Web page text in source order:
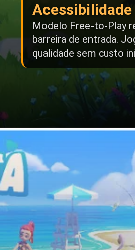
Acessibilidade
Modelo Free-to-Play
barreira de entrada.
qualidade sem custo